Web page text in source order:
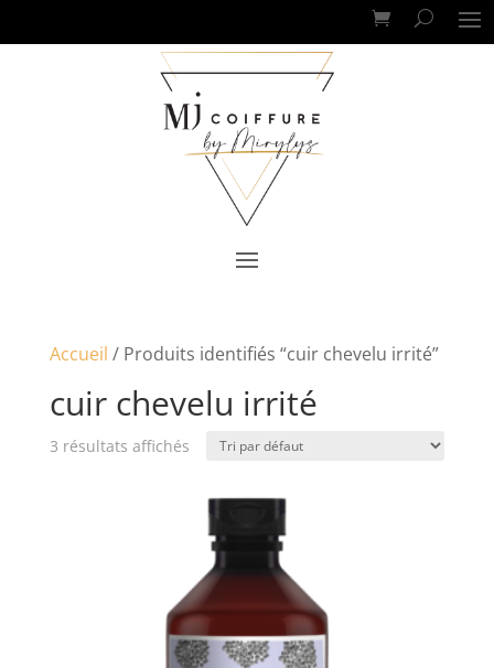
Accueil / Produits identifiés “cuir chevelu irrité”
cuir chevelu irrité
3 résultats affichés